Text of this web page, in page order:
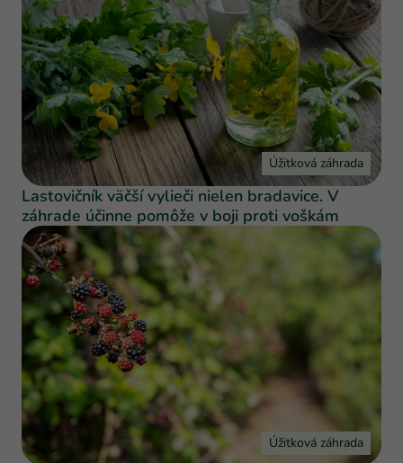
Úžitková záhrada
Lastovičník väčší vylieči nielen bradavice. V
záhrade účinne pomôže v boji proti voškám
Úžitková záhrada